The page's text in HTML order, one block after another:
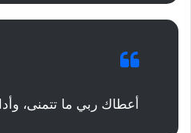
أعطاك ربي ما تتمنى،